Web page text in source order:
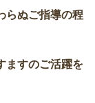
らぬご指導の程
ますのご活躍を